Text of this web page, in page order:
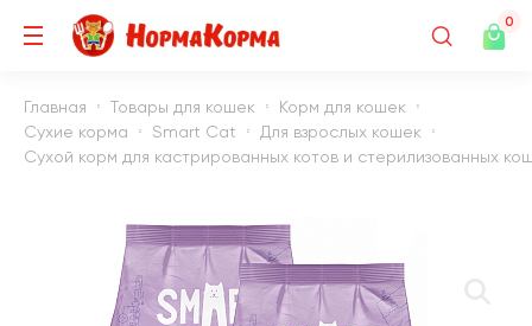
0
Главная Товары для кошек
Корм для кошек
Сухие корма
Smart Cat
Для взрослых кошек
Сухой корм для кастрированных котов и стерилизованных